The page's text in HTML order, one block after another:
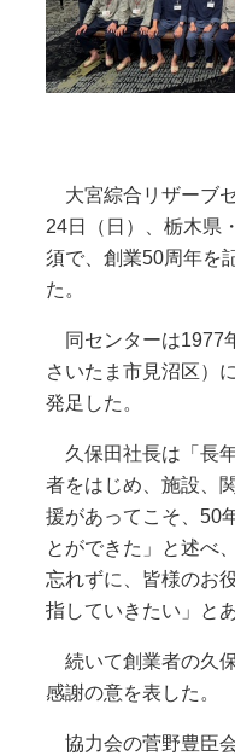
大宮綜合リザーブ
24日（日）、栃木県
須で、創業50周年を
た。
同センターは1977
さいたま市見沼区）
発足した。
久保田社長は「長
者をはじめ、施設、
援があってこそ、50
とができた」と述べ
忘れずに、皆様のお
指していきたい」と
続いて創業者の久
感謝の意を表した。
協力会の菅野豊臣